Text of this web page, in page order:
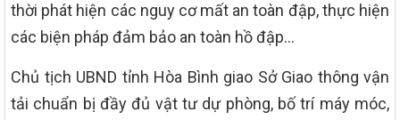
thời phát hiện các nguy cơ mất an toàn đập, thực hiện
các biện pháp đảm bảo an toàn hồ đập…
Chủ tịch UBND tỉnh Hòa Bình giao Sở Giao thông vận
tải chuẩn bị đầy đủ vật tư dự phòng, bố trí máy móc,